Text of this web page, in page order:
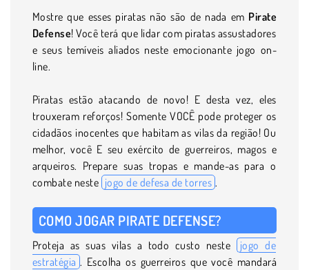
Mostre que esses piratas não são de nada em Pirate
Defense! Você terá que lidar com piratas assustadores
e seus temíveis aliados neste emocionante jogo on-
line.
Piratas estão atacando de novo! E desta vez, eles
trouxeram reforços! Somente VOCÊ pode proteger os
cidadãos inocentes que habitam as vilas da região! Ou
melhor, você E seu exército de guerreiros, magos e
arqueiros. Prepare suas tropas e mande-as para o
combate neste jogo de defesa de torres .
COMO JOGAR PIRATE DEFENSE?
Proteja as suas vilas a todo custo neste
jogo de
estratégia . Escolha os guerreiros que você mandará